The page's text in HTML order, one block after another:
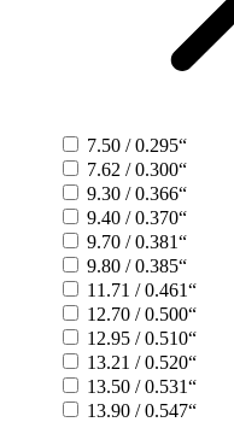
7.50 / 0.295“
7.62 / 0.300“
9.30 / 0.366“
9.40 / 0.370“
9.70 / 0.381“
9.80 / 0.385“
11.71 / 0.461“
12.70 / 0.500“
12.95 / 0.510“
13.21 / 0.520“
13.50 / 0.531“
13.90 / 0.547“